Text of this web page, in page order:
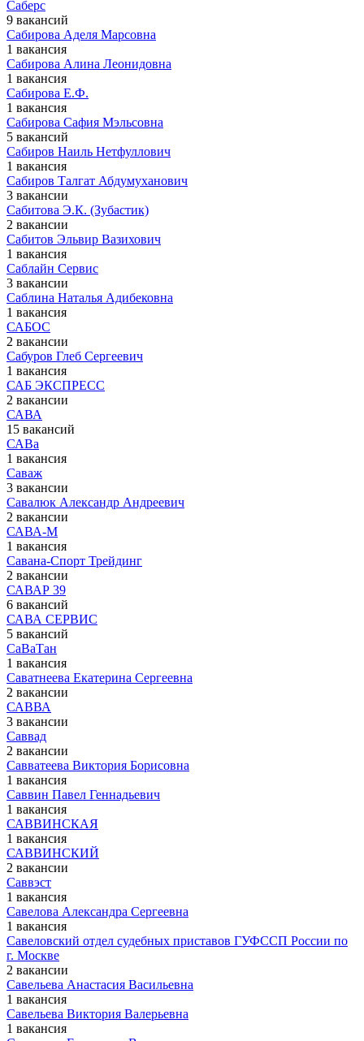
Саберс
9 вакансий
Сабирова Аделя Марсовна
1 вакансия
Сабирова Алина Леонидовна
1 вакансия
Сабирова Е.Ф.
1 вакансия
Сабирова Сафия Мэльсовна
5 вакансий
Сабиров Наиль Нетфуллович
1 вакансия
Сабиров Талгат Абдумуханович
3 вакансии
Сабитова Э.К. (Зубастик)
2 вакансии
Сабитов Эльвир Вазихович
1 вакансия
Саблайн Сервис
3 вакансии
Саблина Наталья Адибековна
1 вакансия
САБОС
2 вакансии
Сабуров Глеб Сергеевич
1 вакансия
САБ ЭКСПРЕСС
2 вакансии
САВА
15 вакансий
САВа
1 вакансия
Саваж
3 вакансии
Савалюк Александр Андреевич
2 вакансии
САВА-М
1 вакансия
Савана-Спорт Трейдинг
2 вакансии
САВАР 39
6 вакансий
САВА СЕРВИС
5 вакансий
СаВаТан
1 вакансия
Саватнеева Екатерина Сергеевна
2 вакансии
САВВА
3 вакансии
Саввад
2 вакансии
Савватеева Виктория Борисовна
1 вакансия
Саввин Павел Геннадьевич
1 вакансия
САВВИНСКАЯ
1 вакансия
САВВИНСКИЙ
2 вакансии
Саввэст
1 вакансия
Савелова Александра Сергеевна
1 вакансия
Савеловский отдел судебных приставов ГУФССП России по
г. Москве
2 вакансии
Савельева Анастасия Васильевна
1 вакансия
Савельева Виктория Валерьевна
1 вакансия